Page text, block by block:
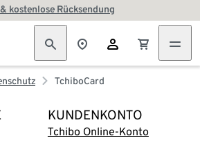
kostenlose Rücksendung
TchiboCard
KUNDENKONTO
Tchibo Online-Konto